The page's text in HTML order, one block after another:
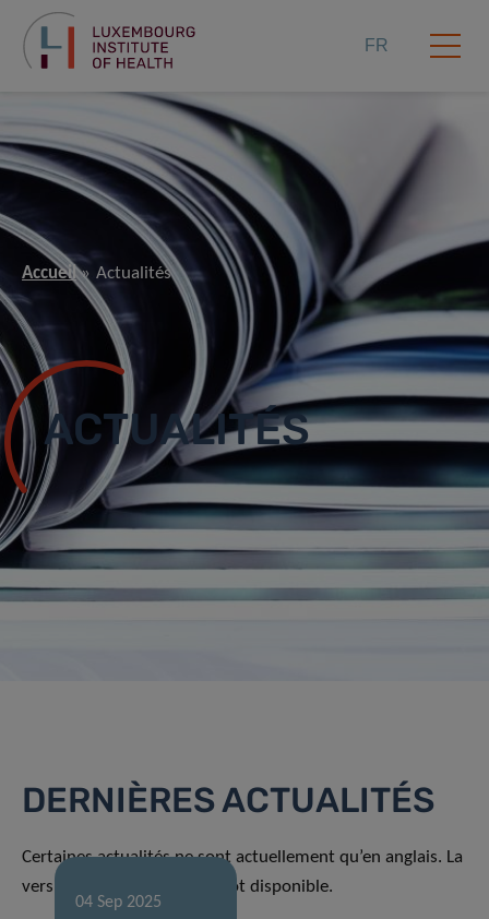
FR
Accueil Actualités
ACTUALITÉS
DERNIÈRES ACTUALITÉS
Certaines actualités ne sont actuellement qu’en anglais. La
version française sera bientôt disponible.
04 Sep 2025